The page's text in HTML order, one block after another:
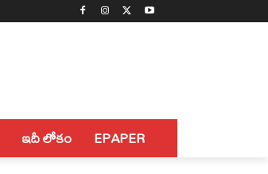
ఇదీ లోకం EPAPER